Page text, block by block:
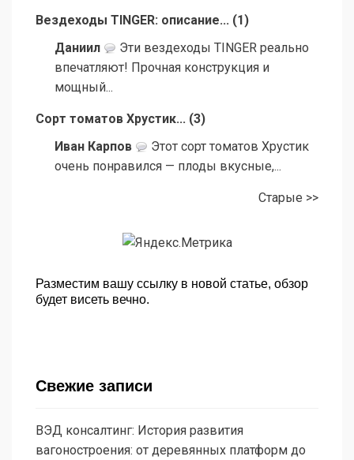
Вездеходы TINGER: описание... (1 )
Даниил
Эти вездеходы TINGER реально
впечатляют! Прочная конструкция и
мощный...
Сорт томатов Хрустик... (3)
Иван Карпов
Этот сорт томатов Хрустик
очень понравился — плоды вкусные,...
Старые >>
Разместим вашу ссылку в новой статье, обзор
будет висеть вечно.
Свежие записи
ВЭД консалтинг: История развития
вагоностроения: от деревянных платформ до